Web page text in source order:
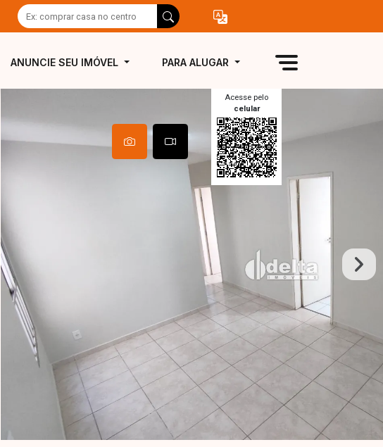
ANUNCIE SEU IMÓVEL PARA ALUGAR
Acesse pelo
celular